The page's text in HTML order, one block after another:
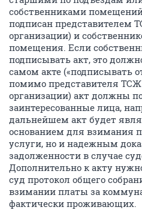
собственниками
подписан представителем
организации) и
помещения. Если
подписывать акт, это
самом акте («подписывать
помимо представителя
организации) акт должны
заинтересованные лица,
дальнейшем акт будет
основанием для взимания
услуги, но и надежным
задолженности в случае
Дополнительно к акту
суд протокол общего
взимании платы за
фактически проживающих.